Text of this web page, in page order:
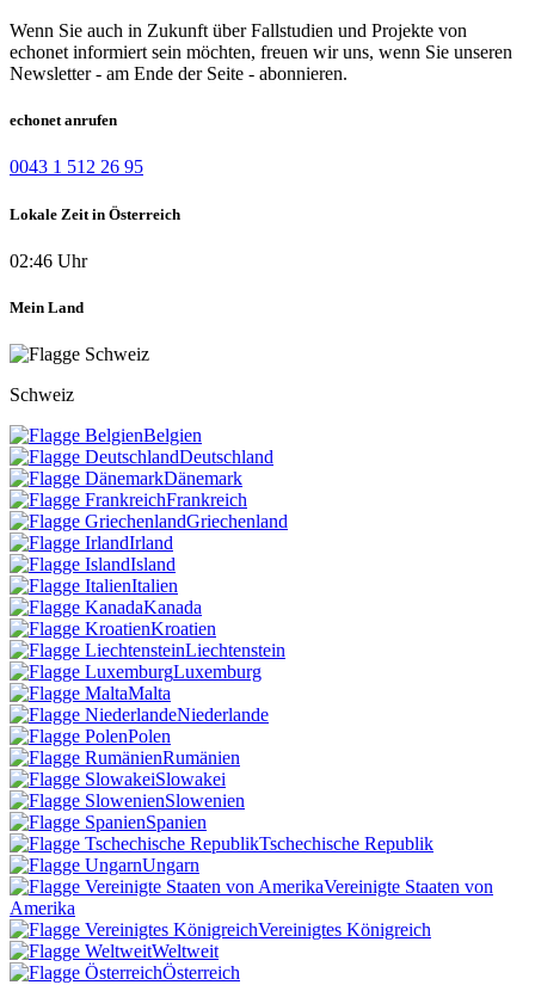
Wenn Sie auch in Zukunft über Fallstudien und Projekte von
echonet informiert sein möchten, freuen wir uns, wenn Sie unseren
Newsletter - am Ende der Seite - abonnieren.
echonet anrufen
0043 1 512 26 95
Lokale Zeit in Österreich
02:46 Uhr
Mein Land
Schweiz
Belgien
Deutschland
Dänemark
Frankreich
Griechenland
Irland
Island
Italien
Kanada
Kroatien
Liechtenstein
Luxemburg
Malta
Niederlande
Polen
Rumänien
Slowakei
Slowenien
Spanien
Tschechische Republik
Ungarn
Vereinigte Staaten von
Amerika
Vereinigtes Königreich
Weltweit
Österreich